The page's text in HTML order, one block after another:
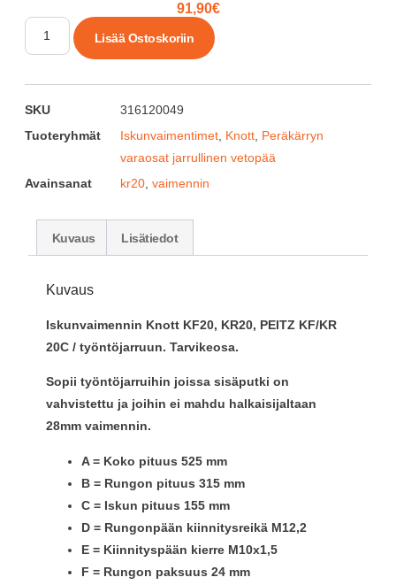
91,90€
Lisää Ostoskoriin
SKU
316120049
Tuoteryhmät
Iskunvaimentimet, Knott, Peräkärryn
varaosat jarrullinen vetopää
Avainsanat
kr20, vaimennin
Kuvaus Lisätiedot
Kuvaus
Iskunvaimennin Knott KF20, KR20, PEITZ KF/KR
20C / työntöjarruun. Tarvikeosa.
Sopii työntöjarruihin joissa sisäputki on
vahvistettu ja joihin ei mahdu halkaisijaltaan
28mm vaimennin.
A = Koko pituus 525 mm
B = Rungon pituus 315 mm
C = Iskun pituus 155 mm
D = Rungonpään kiinnitysreikä M12,2
E = Kiinnityspään kierre M10x1,5
F = Rungon paksuus 24 mm